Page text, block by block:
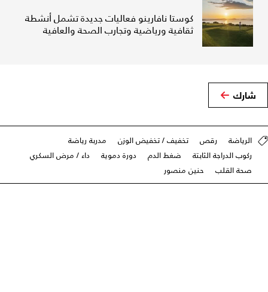
كوستا نافارينو فعاليات جديدة تشمل أنشطة
ثقافية ورياضية وتجارب الصحة والعافية
شارك
الرياضة رقص تخفيف / تخفيض الوزن
مدربة رياضة
ركوب الدراجة الثابتة
ضغط الدم دورة دموية
داء / مرض السكري
صحة القلب
حنين منصور